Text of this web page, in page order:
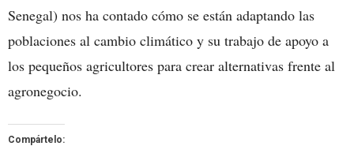
Senegal) nos ha contado cómo se están adaptando las
poblaciones al cambio climático y su trabajo de apoyo a
los pequeños agricultores para crear alternativas frente al
agronegocio.
Compártelo: